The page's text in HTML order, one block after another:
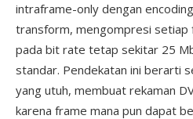
intraframe-only dengan
transform, mengompresi setiap
pada bit rate tetap sekitar 25
standar. Pendekatan ini berarti
yang utuh, membuat rekaman
karena frame mana pun dapat